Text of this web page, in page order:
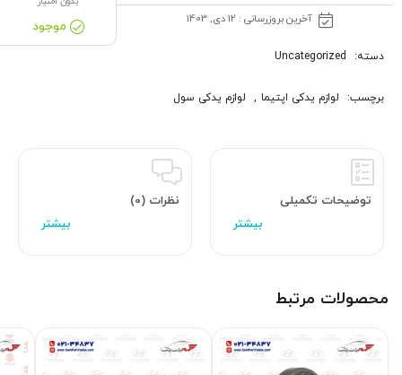
آخرین بروزرسانی : 12 دی, 1403 موجود
دسته: Uncategorized
برچسب: لوازم یدکی اپتیما , لوازم یدکی سول
توضیحات تکمیلی نظرات (0)
محصولات مرتبط